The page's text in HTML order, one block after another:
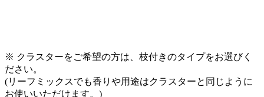
※ クラスターをご希望の方は、枝付きのタイプをお選びく
ださい。
(リーフミックスでも香りや用途はクラスターと同じように
お使いいただけます。)